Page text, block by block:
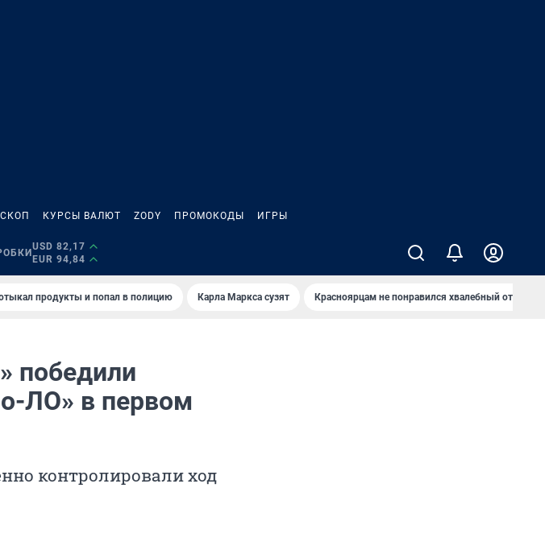
КУРСЫ ВАЛЮТ ZODY ПРОМОКОДЫ ИГРЫ
USD 82,17
EUR 94,84
продукты и попал в полицию Карла Маркса сузят Красноярцам не понравился хвалебный отзыв о
победили
ЛО» в первом
контролировали ход